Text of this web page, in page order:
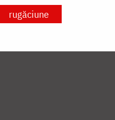
rugăciune